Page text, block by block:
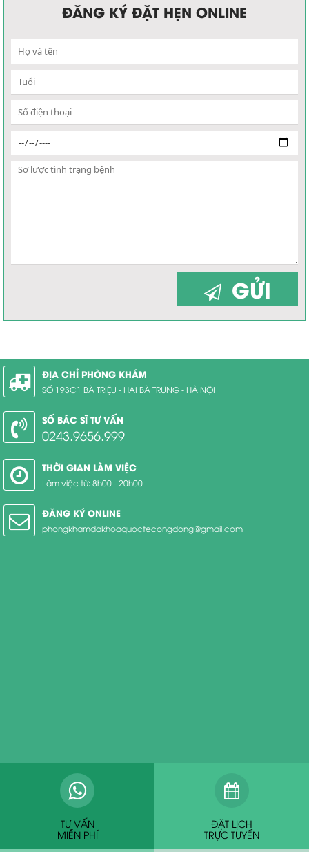
ĐĂNG KÝ ĐẶT HẸN ONLINE
GỬI
ĐỊA CHỈ PHÒNG KHÁM
SỐ 193C1 BÀ TRIỆU - HAI BÀ TRƯNG - HÀ NỘI
SỐ BÁC SĨ TƯ VẤN
0243.9656.999
THỜI GIAN LÀM VIỆC
Làm việc từ: 8h00 - 20h00
ĐĂNG KÝ ONLINE
phongkhamdakhoaquoctecongdong@gmail.com
TƯ VẤN
MIỄN PHÍ
ĐẶT LỊCH
TRỰC TUYẾN